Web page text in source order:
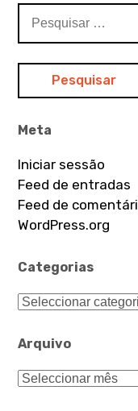
por:
Meta
Iniciar sessão
Feed de entradas
Feed de
WordPress.org
Categorias
Categorias
Arquivo
Arquivo